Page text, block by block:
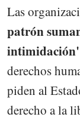
Las
patrón
derechos
piden al
derecho a la